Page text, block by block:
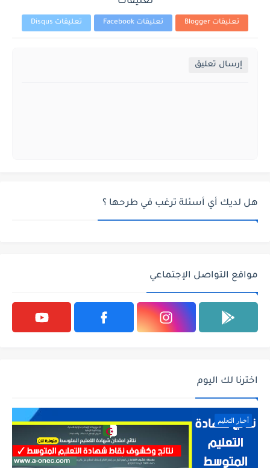
تعليقات Blogger تعليقات Facebook تعليقات Disqus
إرسال تعليق
هل لديك أي أسئلة ترغب في طرحها ؟
مواقع التواصل الإجتماعي
اخترنا لك اليوم
أخبار التعليم